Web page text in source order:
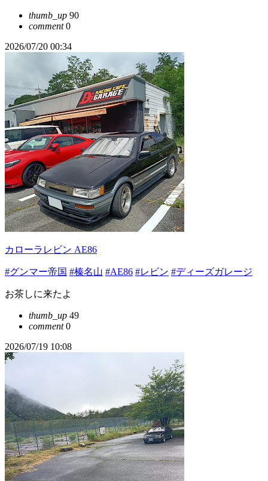
thumb_up 90
comment0
2026/07/20 00:34
カローラレビン AE86
#グンマー帝国 #榛名山 #AE86 #レビン #ディーズガレージ
お茶しに来たよ
thumb_up 49
comment0
2026/07/19 10:08